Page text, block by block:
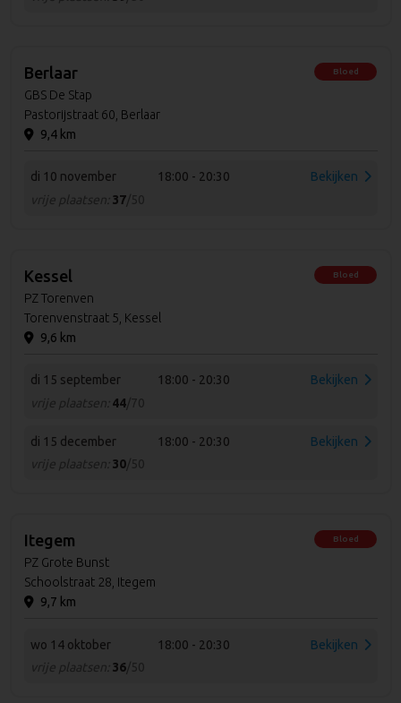
Berlaar
GBS De Stap
Pastorijstraat 60, Berlaar
9,4 km
Bloed
di 10 november
18:00 - 20:30
vrije plaatsen: 37/50
Bekijken
Kessel
PZ Torenven
Torenvenstraat 5, Kessel
9,6 km
Bloed
di 15 september
18:00 - 20:30
vrije plaatsen: 44/70
Bekijken
di 15 december
18:00 - 20:30
vrije plaatsen: 30/50
Bekijken
Itegem
PZ Grote Bunst
Schoolstraat 28, Itegem
9,7 km
Bloed
wo 14 oktober
18:00 - 20:30
vrije plaatsen: 36/50
Bekijken